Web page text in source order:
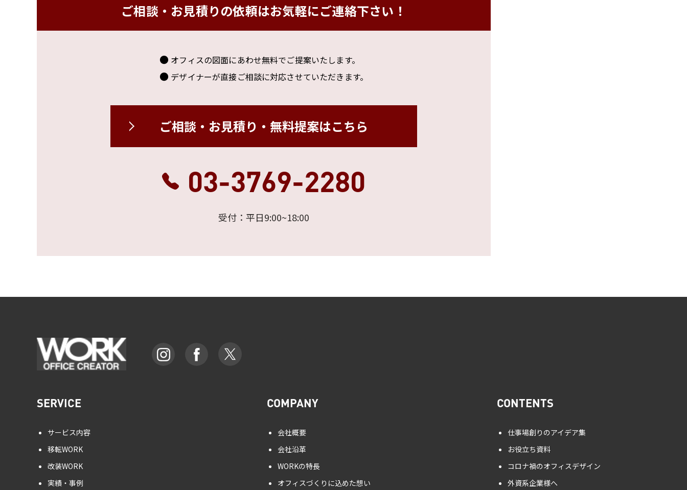
ご相談・お見積りの依頼はお気軽にご連絡下さい！
オフィスの図面にあわせ無料でご提案いたします。
デザイナーが直接ご相談に対応させていただきます。
ご相談・お見積り・無料提案はこちら
03-3769-2280
受付：平日9:00~18:00
SERVICE
サービス内容
移転WORK
改装WORK
実績・事例
COMPANY
会社概要
会社沿革
WORKの特長
オフィスづくりに込めた想い
CONTENTS
仕事場創りのアイデア集
お役立ち資料
コロナ禍のオフィスデザイン
外資系企業様へ